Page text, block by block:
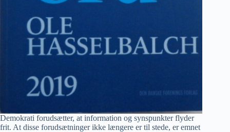
Demokrati forudsætter, at information og synspunkter flyder
frit. At disse forudsætninger ikke længere er til stede, er emnet